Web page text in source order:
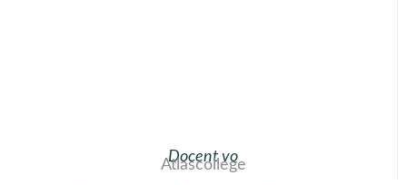
Docent vo
Atlascollege